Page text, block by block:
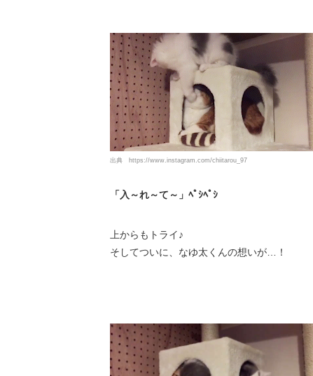
出典 https://www.instagram.com/chiitarou_97
「入～れ～て～」ﾍﾟｼﾍﾟｼ
上からもトライ♪
そしてついに、なゆ太くんの想いが…！